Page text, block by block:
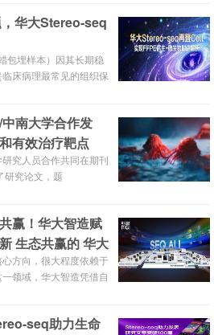
获效率提升、组织内外
样本混测兼容性四大核
华大Stereo-seq
包埋样本）因其长期稳
床病理最常见的组织保
，蕴含了丰富的疾病信
录组学的应用构成了显
本的高水平空间组学技
。 北京时间8月...
南大学合作发
有效治疗靶点
究人员合作共同在期刊
研究论文，题
positive feedback loop:
究旨在探究内皮...
赢！华大智造赋
生态共赢的 华大
方向，很大程度依赖于
领域，华大智造凭借自
业链布局，与全行业精
风劲扬帆正当时。 今
seq助力生命